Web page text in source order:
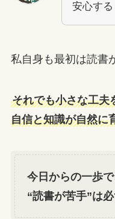
安心する
私自身も最初は読書
それでも小さな工夫
自信と知識が自然に
今日からの一歩で
“読書が苦手”は